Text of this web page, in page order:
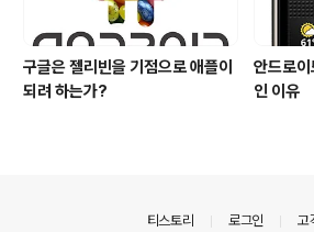
구글은 젤리빈을 기점으로 애플이
되려 하는가?
안드로
인 이유
티스토리 로그인 고